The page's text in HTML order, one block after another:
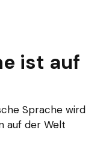
ist auf
Sprache wird
auf der Welt